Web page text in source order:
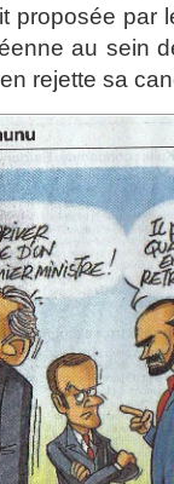
proposée par
au sein
rejette sa